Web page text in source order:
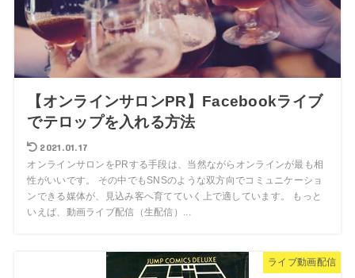
【オンラインサロンPR】Facebookライブ
でテロップを入れる方法
2021.01.17
オンラインサロンをPRする手段は、当然ながらオンラインが最も相
性がいいです。 その中でもSNSのような双方向でコミュニケーショ
ンできる媒体が、見込み客へ育てていく上で適しています。 もっと
いえば、動画ライブ配信（生配信）...
ライブ動画配信